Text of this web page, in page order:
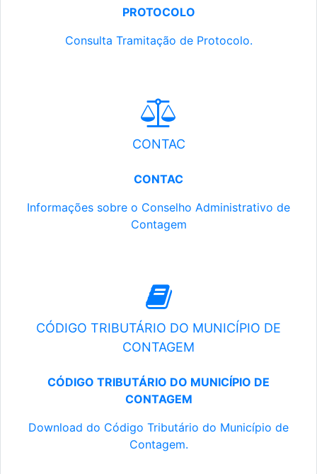
PROTOCOLO
Consulta Tramitação de Protocolo.
CONTAC
CONTAC
Informações sobre o Conselho Administrativo de
Contagem
CÓDIGO TRIBUTÁRIO DO MUNICÍPIO DE
CONTAGEM
CÓDIGO TRIBUTÁRIO DO MUNICÍPIO DE
CONTAGEM
Download do Código Tributário do Município de
Contagem.